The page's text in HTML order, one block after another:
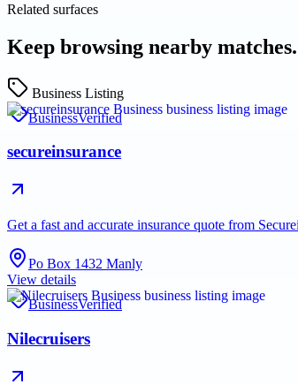
Related surfaces
Keep browsing nearby matches.
Business Listing
BusinessVerified
secureinsurance
Get a fast and accurate insurance quote from
Po Box 1432 Manly
View details
BusinessVerified
Nilecruisers